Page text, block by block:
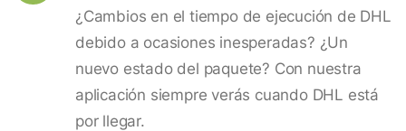
¿Cambios en el tiempo de ejecución de DHL
debido a ocasiones inesperadas? ¿Un
nuevo estado del paquete? Con nuestra
aplicación siempre verás cuando DHL está
por llegar.